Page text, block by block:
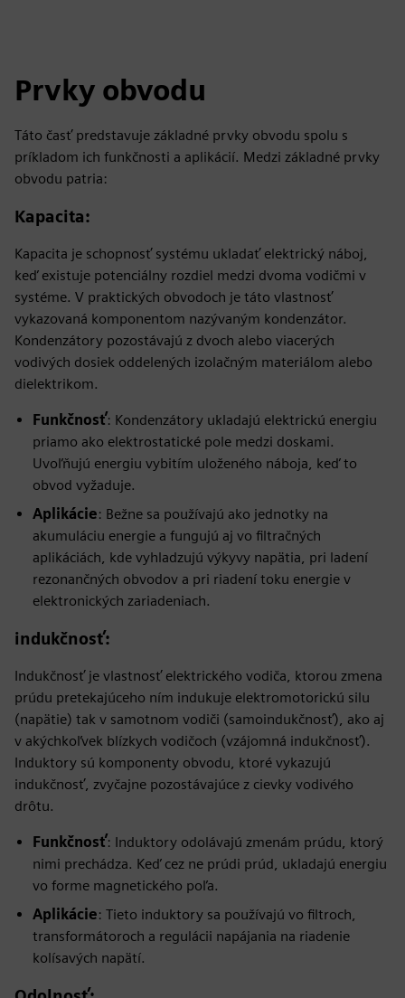
Prvky obvodu
Táto časť predstavuje základné prvky obvodu spolu s
príkladom ich funkčnosti a aplikácií. Medzi základné prvky
obvodu patria:
Kapacita:
Kapacita je schopnosť systému ukladať elektrický náboj,
keď existuje potenciálny rozdiel medzi dvoma vodičmi v
systéme. V praktických obvodoch je táto vlastnosť
vykazovaná komponentom nazývaným kondenzátor.
Kondenzátory pozostávajú z dvoch alebo viacerých
vodivých dosiek oddelených izolačným materiálom alebo
dielektrikom.
Funkčnosť: Kondenzátory ukladajú elektrickú energiu
priamo ako elektrostatické pole medzi doskami.
Uvoľňujú energiu vybitím uloženého náboja, keď to
obvod vyžaduje.
Aplikácie: Bežne sa používajú ako jednotky na
akumuláciu energie a fungujú aj vo filtračných
aplikáciách, kde vyhladzujú výkyvy napätia, pri ladení
rezonančných obvodov a pri riadení toku energie v
elektronických zariadeniach.
indukčnosť:
Indukčnosť je vlastnosť elektrického vodiča, ktorou zmena
prúdu pretekajúceho ním indukuje elektromotorickú silu
(napätie) tak v samotnom vodiči (samoindukčnosť), ako aj
v akýchkoľvek blízkych vodičoch (vzájomná indukčnosť).
Induktory sú komponenty obvodu, ktoré vykazujú
indukčnosť, zvyčajne pozostávajúce z cievky vodivého
drôtu.
Funkčnosť: Induktory odolávajú zmenám prúdu, ktorý
nimi prechádza. Keď cez ne prúdi prúd, ukladajú energiu
vo forme magnetického poľa.
Aplikácie: Tieto induktory sa používajú vo filtroch,
transformátoroch a regulácii napájania na riadenie
kolísavých napätí.